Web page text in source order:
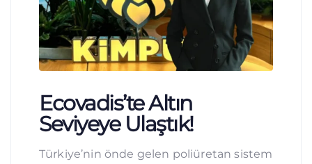
Ecovadis’te Altın
Seviyeye Ulaştık!
Türkiye’nin önde gelen poliüretan sistem